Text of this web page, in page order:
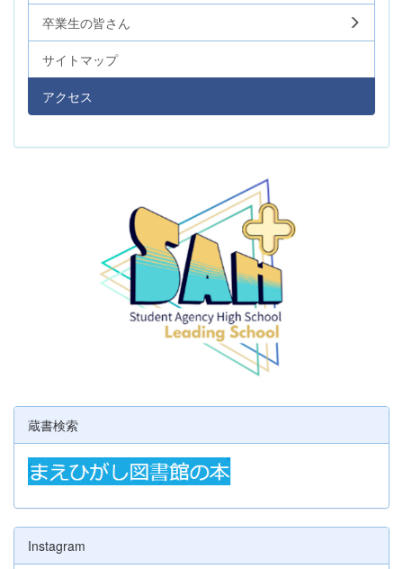
卒業生の皆さん
サイトマップ
アクセス
蔵書検索
Instagram